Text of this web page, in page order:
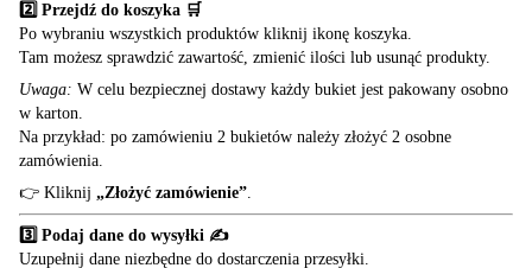
2️⃣ Przejdź do koszyka 🛒
Po wybraniu wszystkich produktów kliknij ikonę koszyka.
Tam możesz sprawdzić zawartość, zmienić ilości lub usunąć produkty.
Uwaga: W celu bezpiecznej dostawy każdy bukiet jest pakowany osobno
w karton.
Na przykład: po zamówieniu 2 bukietów należy złożyć 2 osobne
zamówienia.
👉 Kliknij „Złożyć zamówienie”
3️⃣ Podaj dane do wysyłki ✍️
Uzupełnij dane niezbędne do dostarczenia przesyłki.